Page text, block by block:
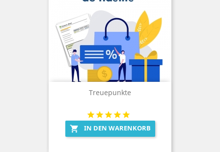
Treuepunkte
 IN DEN WARENKORB